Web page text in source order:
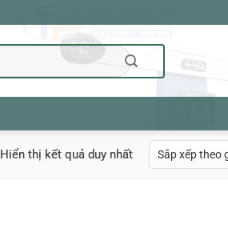
Hiển thị kết quả duy nhất